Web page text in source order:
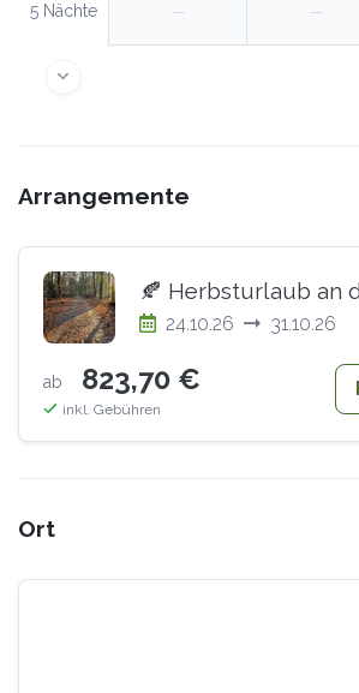
5 Nächte — —
Arrangemente
24.10.26 31.10.26
ab 823,70 €
inkl. Gebühren
Ort